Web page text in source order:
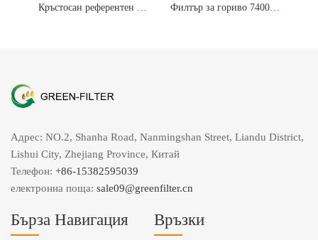
Адрес: NO.2, Shanha Road, Nanmingshan Street, Liandu District,
Lishui City, Zhejiang Province, Китай
Телефон: +86-15382595039
електронна поща: sale09@greenfilter.cn
Бърза Навигация Връзки